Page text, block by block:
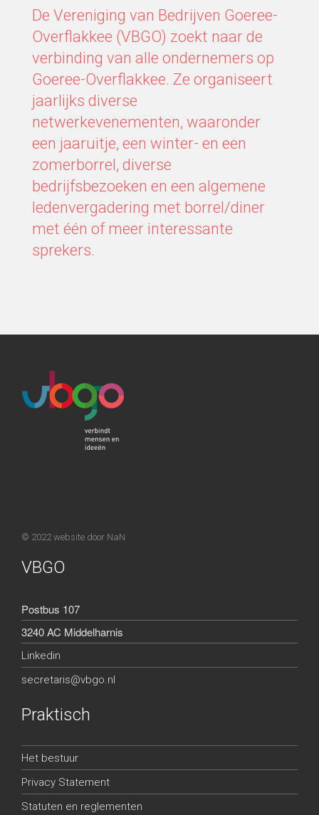
De Vereniging van Bedrijven Goeree-
Overflakkee (VBGO) zoekt naar de
verbinding van alle ondernemers op
Goeree-Overflakkee. Ze organiseert
jaarlijks diverse
netwerkevenementen, waaronder
een jaaruitje, een winter- en een
zomerborrel, diverse
bedrijfsbezoeken en een algemene
ledenvergadering met borrel/diner
met één of meer interessante
sprekers.
© 2022 website door NaN
VBGO
Postbus 107
3240 AC Middelharnis
Linkedin
secretaris@vbgo.nl
Praktisch
Het bestuur
Privacy Statement
Statuten en reglementen